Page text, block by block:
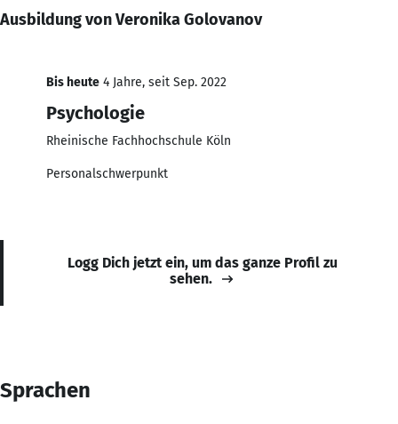
Ausbildung von Veronika Golovanov
Bis heute 4 Jahre, seit Sep. 2022
Psychologie
Rheinische Fachhochschule Köln
Personalschwerpunkt
Logg Dich jetzt ein, um das ganze Profil zu
sehen.
Sprachen